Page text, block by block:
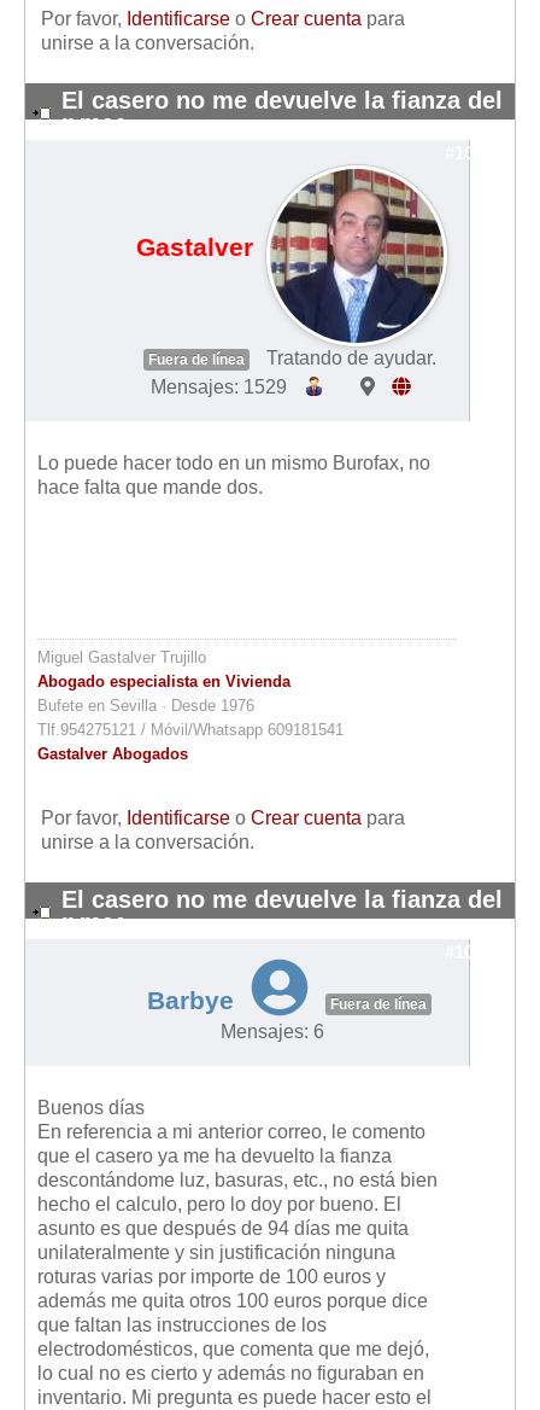
Por favor, Identificarse o Crear cuenta para
unirse a la conversación.
El casero no me devuelve la fianza del
IVIMA
#10833
Gastalver
Fuera de línea
Tratando de ayudar.
Mensajes: 1529
Lo puede hacer todo en un mismo Burofax, no
hace falta que mande dos.
Miguel Gastalver Trujillo
Abogado especialista en Vivienda
Bufete en Sevilla · Desde 1976
Tlf.954275121 / Móvil/Whatsapp 609181541
Gastalver Abogados
Por favor, Identificarse o Crear cuenta para
unirse a la conversación.
El casero no me devuelve la fianza del
IVIMA
#10859
Barbye Fuera de línea
Mensajes: 6
Buenos días
En referencia a mi anterior correo, le comento
que el casero ya me ha devuelto la fianza
descontándome luz, basuras, etc., no está bien
hecho el calculo, pero lo doy por bueno. El
asunto es que después de 94 días me quita
unilateralmente y sin justificación ninguna
roturas varias por importe de 100 euros y
además me quita otros 100 euros porque dice
que faltan las instrucciones de los
electrodomésticos, que comenta que me dejó,
lo cual no es cierto y además no figuraban en
inventario. Mi pregunta es puede hacer esto el